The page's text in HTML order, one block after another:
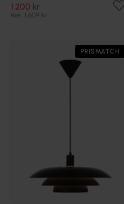
1 200 kr
Rek. 1 609 kr
PRISMATCH